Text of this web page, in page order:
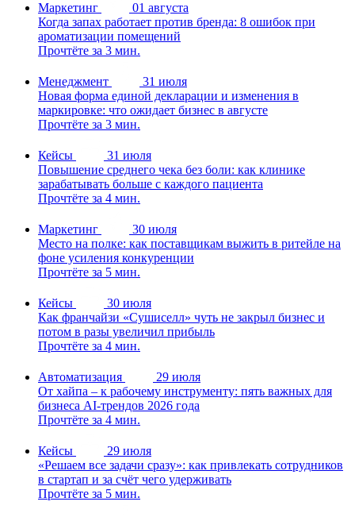
Маркетинг
01 августа
Когда запах работает против бренда: 8 ошибок при
ароматизации помещений
Прочтёте за 3 мин.
Менеджмент
31 июля
Новая форма единой декларации и изменения в
маркировке: что ожидает бизнес в августе
Прочтёте за 3 мин.
Кейсы
31 июля
Повышение среднего чека без боли: как клинике
зарабатывать больше с каждого пациента
Прочтёте за 4 мин.
Маркетинг
30 июля
Место на полке: как поставщикам выжить в ритейле на
фоне усиления конкуренции
Прочтёте за 5 мин.
Кейсы
30 июля
Как франчайзи «Сушиселл» чуть не закрыл бизнес и
потом в разы увеличил прибыль
Прочтёте за 4 мин.
Автоматизация
29 июля
От хайпа – к рабочему инструменту: пять важных для
бизнеса AI-трендов 2026 года
Прочтёте за 4 мин.
Кейсы
29 июля
«Решаем все задачи сразу»: как привлекать сотрудников
в стартап и за счёт чего удерживать
Прочтёте за 5 мин.